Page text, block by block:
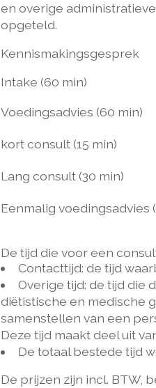
en overige
opgeteld.
Kennismakingsgesprek
Intake (60 min)
Voedingsadvies (60 min)
kort consult (15 min)
Lang consult (30 min)
Eenmalig voedingsadvies
De tijd die voor een
Contacttijd: de tijd
Overige tijd: de tijd die
diëtistische en medische
samenstellen van een
Deze tijd maakt deel uit
De totaal bestede tijd
De prijzen zijn incl. BTW,